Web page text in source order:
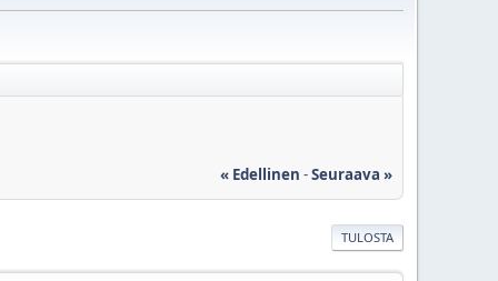
« Edellinen -Seuraava »
TULOSTA